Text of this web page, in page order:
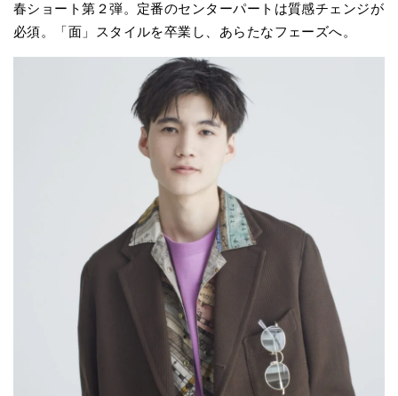
春ショート第２弾。定番のセンターパートは質感チェンジが
必須。「面」スタイルを卒業し、あらたなフェーズへ。